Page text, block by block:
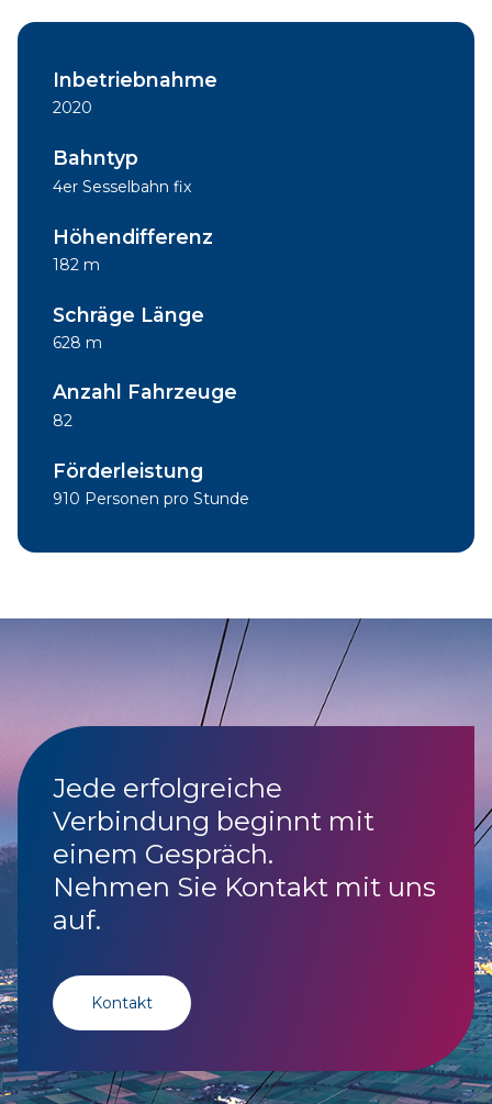
Inbetriebnahme
2020
Bahntyp
4er Sesselbahn fix
Höhendifferenz
182 m
Schräge Länge
628 m
Anzahl Fahrzeuge
82
Förderleistung
910 Personen pro Stunde
Jede erfolgreiche
Verbindung beginnt mit
einem Gespräch.
Nehmen Sie Kontakt mit uns
auf.
Kontakt